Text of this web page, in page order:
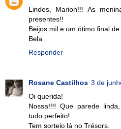
Lindos, Marion!!! As
presentes!!
Beijos mil e um ótimo final
Bela
Responder
Rosane Castilhos 3 de
Oi querida!
Nossa!!!! Que parede
tudo perfeito!
Tem sorteio lá no Trésors.